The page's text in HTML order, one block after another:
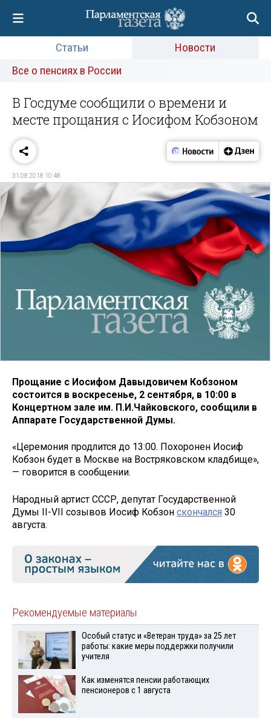
Статьи
Новости
Все о пенсиях в России
В Госдуме сообщили о времени и
месте прощания с Иосифом Кобзоном
31.08.2018 10:48
Прощание с Иосифом Давыдовичем Кобзоном
состоится в воскресенье, 2 сентября, в 10:00 в
Концертном зале им. П.И.Чайковского, сообщили в
Аппарате Государственной Думы.
«Церемония продлится до 13:00. Похоронен Иосиф
Кобзон будет в Москве на Востряковском кладбище»,
— говорится в сообщении.
Народный артист СССР, депутат Государственной
Думы II-VII созывов Иосиф Кобзон скончался 30
августа.
Рекомендуемые материалы
Особый статус и «Ветеран труда» за 25 лет
работы: какие меры поддержки получили
учителя
Как изменятся пенсии работающих
пенсионеров с 1 августа